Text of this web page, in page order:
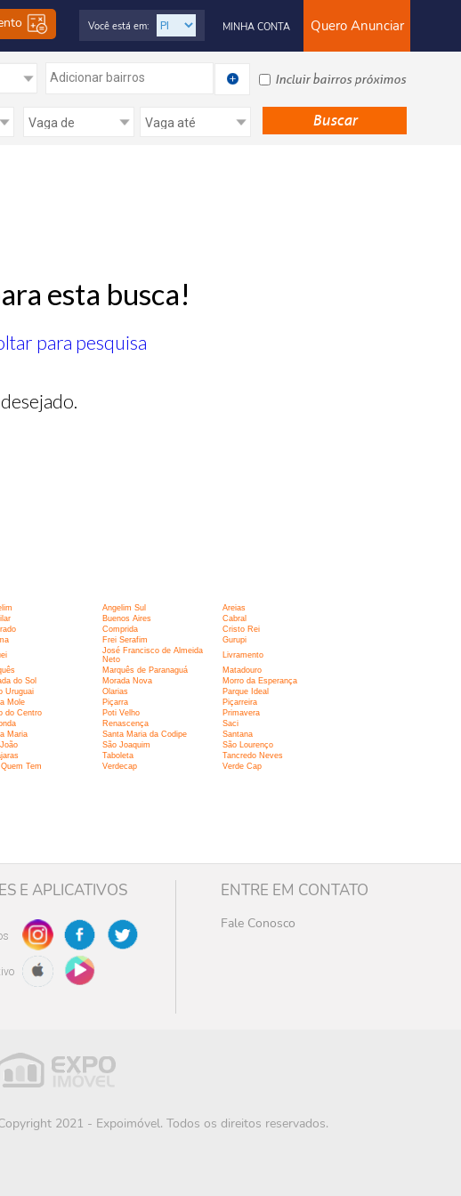
Quero Anunciar
MINHA CONTA
Você está em:
Adicionar bairros Incluir bairros próximos
esta busca!
para pesquisa
Angelim Sul
Areias
Buenos Aires
Cabral
Comprida
Cristo Rei
Frei Serafim
Gurupi
José Francisco de Almeida
Neto
Livramento
Marquês de Paranaguá
Matadouro
do Sol Morada Nova
Morro da Esperança
Uruguai Olarias
Parque Ideal
Mole Piçarra
Piçarreira
do Centro Poti Velho
Primavera
Renascença
Saci
Maria Santa Maria da Codipe
Santana
São Joaquim
São Lourenço
Taboleta
Tancredo Neves
Tem Verdecap
Verde Cap
E APLICATIVOS ENTRE EM CONTATO
Fale Conosco
2021 - Expoimóvel. Todos os direitos reservados.